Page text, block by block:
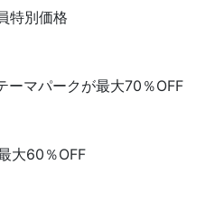
特別価格
ーマパークが最大70％OFF
大60％OFF